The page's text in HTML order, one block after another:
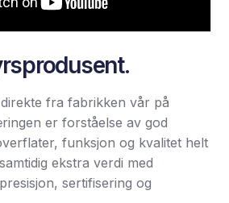
fra fabrikken vår på
er forståelse av god
funksjon og kvalitet helt
ekstra verdi med
sertifisering og